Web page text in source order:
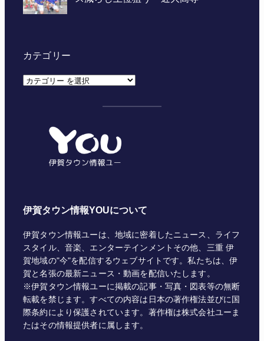
カテゴリー
カ
伊賀タウン情報YOUについて
伊賀タウン情報ユーは、地域に密着したニュース、ライフ
スタイル、音楽、エンターテインメントその他、三重 伊
賀地域の"今"を配信するウェブサイトです。私たちは、伊
賀と名張の最新ニュース・動画を配信いたします。
※伊賀タウン情報ユーに掲載の記事・写真・図表等の無断
転載を禁じます。すべての内容は日本の著作権法並びに国
際条約により保護されています。著作権は株式会社ユーま
たはその情報提供者に属します。